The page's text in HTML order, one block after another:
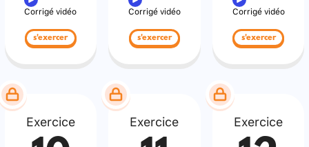
Corrigé vidéo
s'exercer
Corrigé vidéo
s'exercer
Corrigé vidéo
s'exercer
Exercice Exercice Exercice